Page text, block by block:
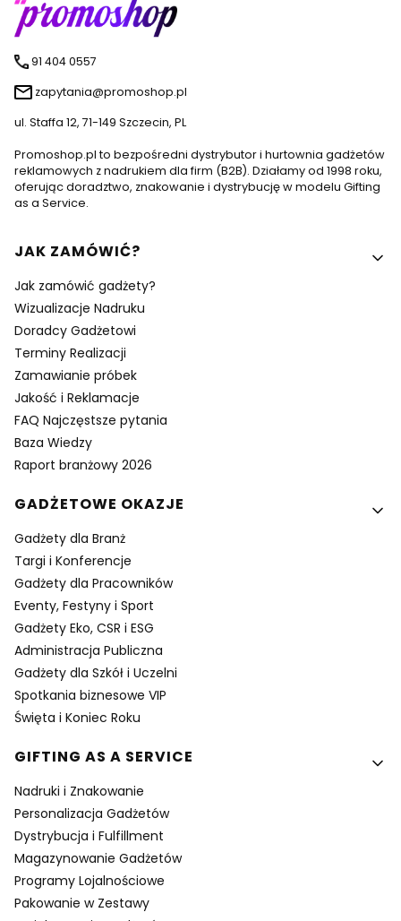
91 404 0557
zapytania@promoshop.pl
ul. Staffa 12, 71-149 Szczecin, PL
Promoshop.pl to bezpośredni dystrybutor i hurtownia gadżetów
reklamowych z nadrukiem dla firm (B2B). Działamy od 1998 roku,
oferując doradztwo, znakowanie i dystrybucję w modelu Gifting
as a Service.
Linki w stopce
JAK ZAMÓWIĆ?
Jak zamówić gadżety?
Wizualizacje Nadruku
Doradcy Gadżetowi
Terminy Realizacji
Zamawianie próbek
Jakość i Reklamacje
FAQ Najczęstsze pytania
Baza Wiedzy
Raport branżowy 2026
GADŻETOWE OKAZJE
Gadżety dla Branż
Targi i Konferencje
Gadżety dla Pracowników
Eventy, Festyny i Sport
Gadżety Eko, CSR i ESG
Administracja Publiczna
Gadżety dla Szkół i Uczelni
Spotkania biznesowe VIP
Święta i Koniec Roku
GIFTING AS A SERVICE
Nadruki i Znakowanie
Personalizacja Gadżetów
Dystrybucja i Fulfillment
Magazynowanie Gadżetów
Programy Lojalnościowe
Pakowanie w Zestawy